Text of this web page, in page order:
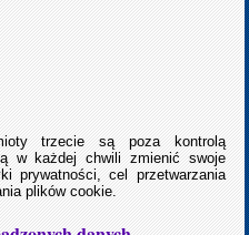
trzecie są poza kontrolą
w każdej chwili zmienić swoje
prywatności, cel przetwarzania
plików cookie.